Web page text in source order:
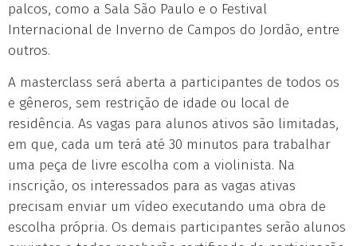
palcos, como a Sala São Paulo e o Festival
Internacional de Inverno de Campos do Jordão, entre
outros.
A masterclass será aberta a participantes de todos os
e gêneros, sem restrição de idade ou local de
residência. As vagas para alunos ativos são limitadas,
em que, cada um terá até 30 minutos para trabalhar
uma peça de livre escolha com a violinista. Na
inscrição, os interessados para as vagas ativas
precisam enviar um vídeo executando uma obra de
escolha própria. Os demais participantes serão alunos